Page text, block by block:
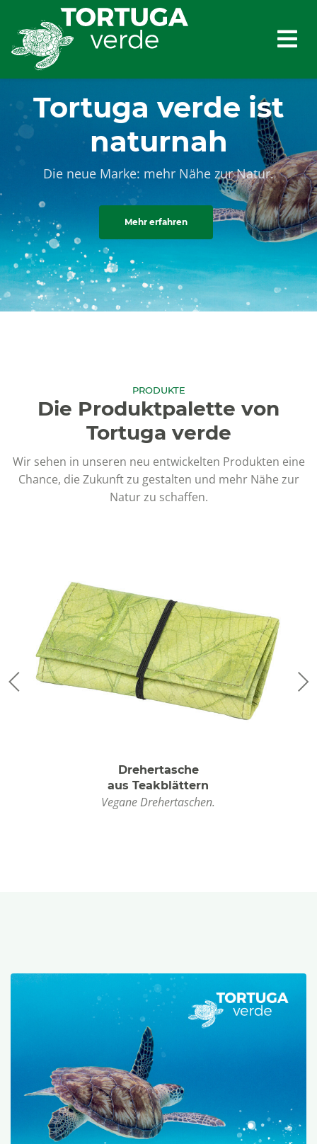
Tortuga verde ist
naturnah
Die neue Marke: mehr Nähe zur Natur.
Mehr erfahren
PRODUKTE
Die Produktpalette von
Tortuga verde
Wir sehen in unseren neu entwickelten Produkten eine
Chance, die Zukunft zu gestalten und mehr Nähe zur
Natur zu schaffen.
Drehertasche
aus Teakblättern
Vegane Drehertaschen.